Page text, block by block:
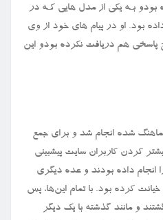
بـه یکی از مدل هایی کـه در
بود. او در پیام های‌ خود از وی
پاسخی هم دریافت نکرده بودو این
شده انجام شد و برای جمع
کردن کاربران سایت پیشبینی
انجام داده بودند و عده دیگری
خیانت کرده بود. با تمام این‌ها، پس
و مانند گذشته با یک دیگر